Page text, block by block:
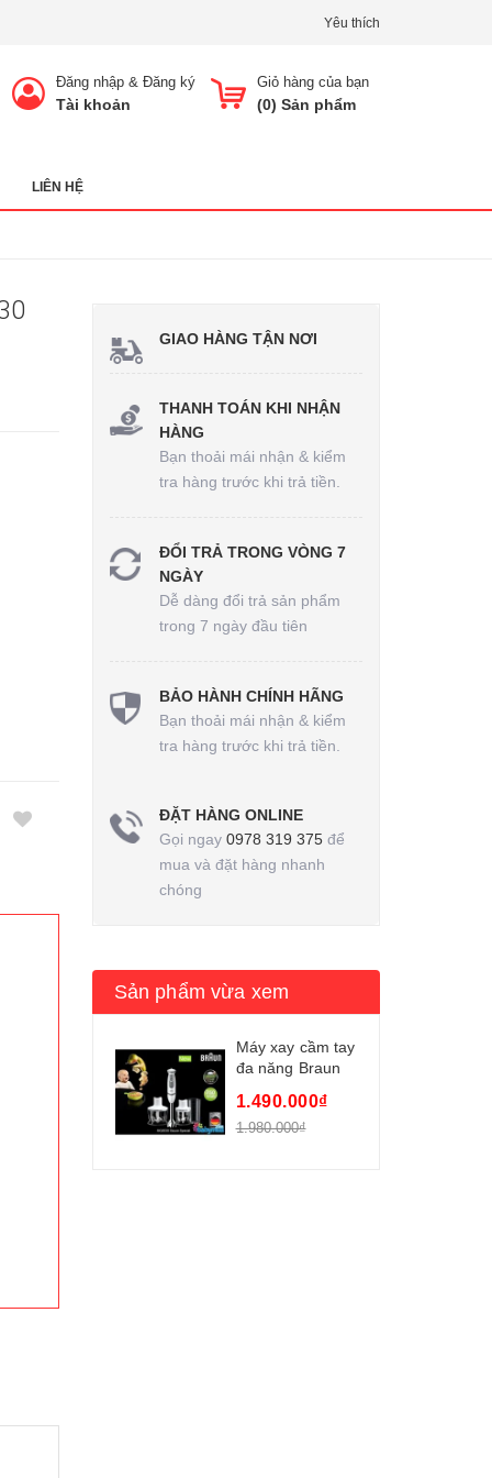
Yêu thích
Giỏ hàng của bạn
(0) Sản phẩm
Đăng nhập & Đăng ký
Tài khoản
LIÊN HỆ
GIAO HÀNG TẬN NƠI
THANH TOÁN KHI NHẬN
HÀNG
Bạn thoải mái nhận & kiểm
tra hàng trước khi trả tiền.
ĐỔI TRẢ TRONG VÒNG 7
NGÀY
Dễ dàng đổi trả sản phẩm
trong 7 ngày đầu tiên
BẢO HÀNH CHÍNH HÃNG
Bạn thoải mái nhận & kiểm
tra hàng trước khi trả tiền.
ĐẶT HÀNG ONLINE
Gọi ngay 0978 319 375để
mua và đặt hàng nhanh
chóng
Sản phẩm vừa xem
Máy xay cầm tay
đa năng Braun
1.490.000₫
1.980.000₫